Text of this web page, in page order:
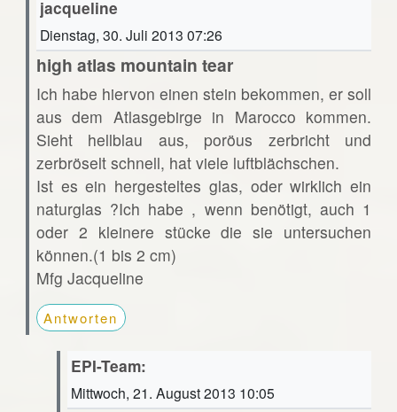
jacqueline
Dienstag, 30. Juli 2013 07:26
high atlas mountain tear
Ich habe hiervon einen stein bekommen, er soll
aus dem Atlasgebirge in Marocco kommen.
Sieht hellblau aus, poröus zerbricht und
zerbröselt schnell, hat viele luftblächschen.
Ist es ein hergesteltes glas, oder wirklich ein
naturglas ?Ich habe , wenn benötigt, auch 1
oder 2 kleinere stücke die sie untersuchen
können.(1 bis 2 cm)
Mfg Jacqueline
Antworten
EPI-Team:
Mittwoch, 21. August 2013 10:05